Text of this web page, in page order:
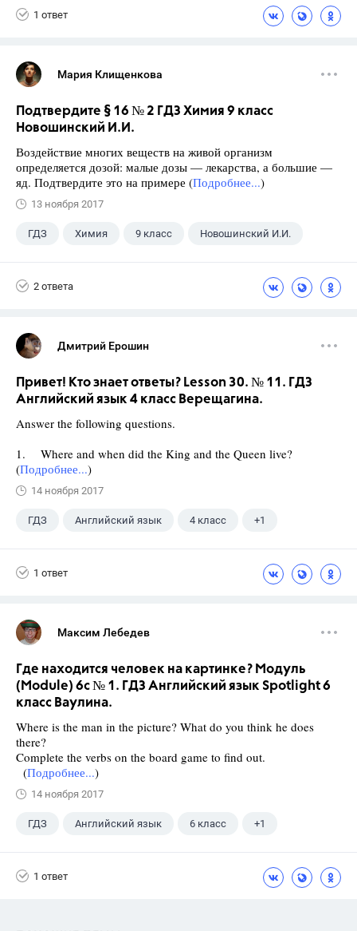
1 ответ
Мария Клищенкова
Подтвердите § 16 № 2 ГДЗ Химия 9 класс
Новошинский И.И.
Воздействие многих веществ на живой организм
определяется дозой: малые дозы — лекарства, а большие —
яд. Подтвердите это на примере (Подробнее...)
13 ноября 2017
ГДЗ Химия 9 класс Новошинский И.И.
2 ответа
Дмитрий Ерошин
Привет! Кто знает ответы? Lesson 30. № 11. ГДЗ
Английский язык 4 класс Верещагина.
Answer the following questions.
1. Where and when did the King and the Queen live?
(Подробнее...)
14 ноября 2017
ГДЗ Английский язык 4 класс +1
1 ответ
Максим Лебедев
Где находится человек на картинке? Модуль
(Module) 6c № 1. ГДЗ Английский язык Spotlight 6
класс Ваулина.
Where is the man in the picture? What do you think he does
there?
Complete the verbs on the board game to find out.
(Подробнее...)
14 ноября 2017
ГДЗ Английский язык 6 класс +1
1 ответ